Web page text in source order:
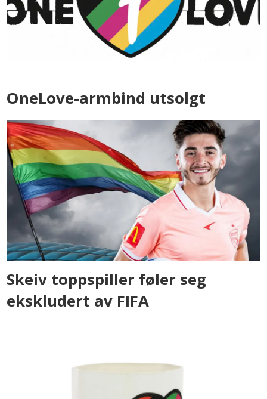
OneLove-armbind utsolgt
Skeiv toppspiller føler seg
ekskludert av FIFA